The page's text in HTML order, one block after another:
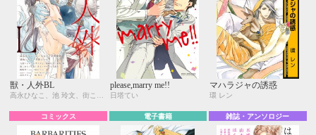
獣・人外BL please,marry me!!
日塔てい
マハラジャの誘惑
環 レン
コミックス 電子書籍 雑誌・アンソロジー